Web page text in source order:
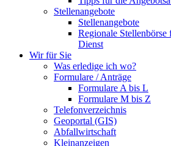
Stellenangebote
Stellenangebote
Regionale
Dienst
Wir für Sie
Was erledige ich wo?
Formulare / Anträge
Formulare A bis L
Formulare M bis Z
Telefonverzeichnis
Geoportal (GIS)
Abfallwirtschaft
Kleinanzeigen